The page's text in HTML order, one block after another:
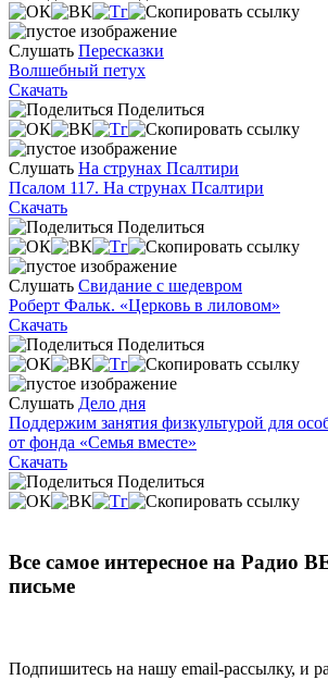
Слушать Пересказки
Волшебный петух
Скачать
Поделиться
Слушать На струнах Псалтири
Псалом 117. На струнах Псалтири
Скачать
Поделиться
Слушать Свидание с шедевром
Роберт Фальк. «Церковь в лиловом»
Скачать
Поделиться
Слушать Дело дня
Поддержим занятия физкультурой для
от фонда «Семья вместе»
Скачать
Поделиться
Все самое интересное на Радио
письме
Подпишитесь на нашу email-рассылку, и